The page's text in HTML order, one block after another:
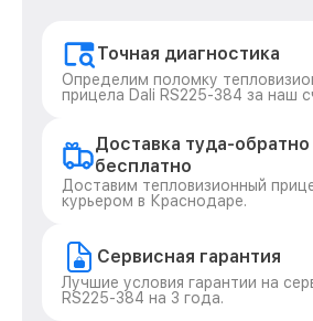
Точная диагностика
Определим поломку
прицела Dali RS225-384 за наш
Доставка туда-обратно
бесплатно
Доставим тепловизионный
курьером в Краснодаре.
Сервисная гарантия
Лучшие условия гарантии на
RS225-384 на 3 года.